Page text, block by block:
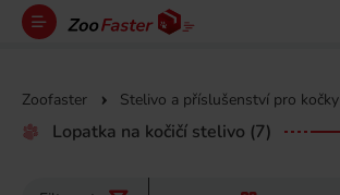
Zoofaster Stelivo a příslušenství pro kočky
Lopatka na kočičí stelivo (7)